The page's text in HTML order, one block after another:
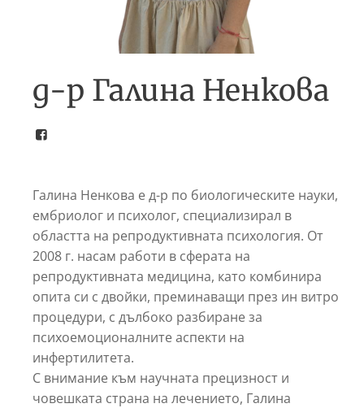
д-р Галина Ненкова
Галина Ненкова е д-р по биологическите науки,
ембриолог и психолог, специализирал в
областта на репродуктивната психология. От
2008 г. насам работи в сферата на
репродуктивната медицина, като комбинира
опита си с двойки, преминаващи през ин витро
процедури, с дълбоко разбиране за
психоемоционалните аспекти на
инфертилитета.
С внимание към научната прецизност и
човешката страна на лечението, Галина